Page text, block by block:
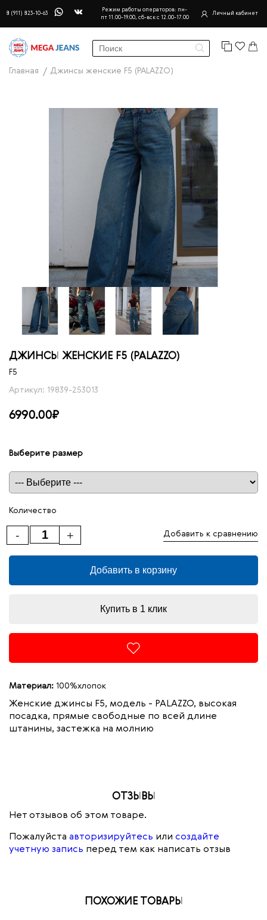
8 (911) 823-10-63
Режим работы операторов: пн-
пт 11.00-19.00, сб-вск с 12.00-17.00
Личный кабинет
Главная Джинсы женские F5 (PALAZZO)
ДЖИНСЫ ЖЕНСКИЕ F5 (PALAZZO)
F5
Артикул: 19839-253013
6990.00₽
Выберите размер
Таблица размеров
Количество
+
- Добавить к сравнению
Добавить в корзину
Купить в 1 клик
Материал: 100%хлопок
Женские джинсы F5, модель - PALAZZO, высокая
посадка, прямые свободные по всей длине
штанины, застежка на молнию
ОТЗЫВЫ
Нет отзывов об этом товаре.
Пожалуйста авторизируйтесь или создайте
учетную запись перед тем как написать отзыв
ПОХОЖИЕ ТОВАРЫ